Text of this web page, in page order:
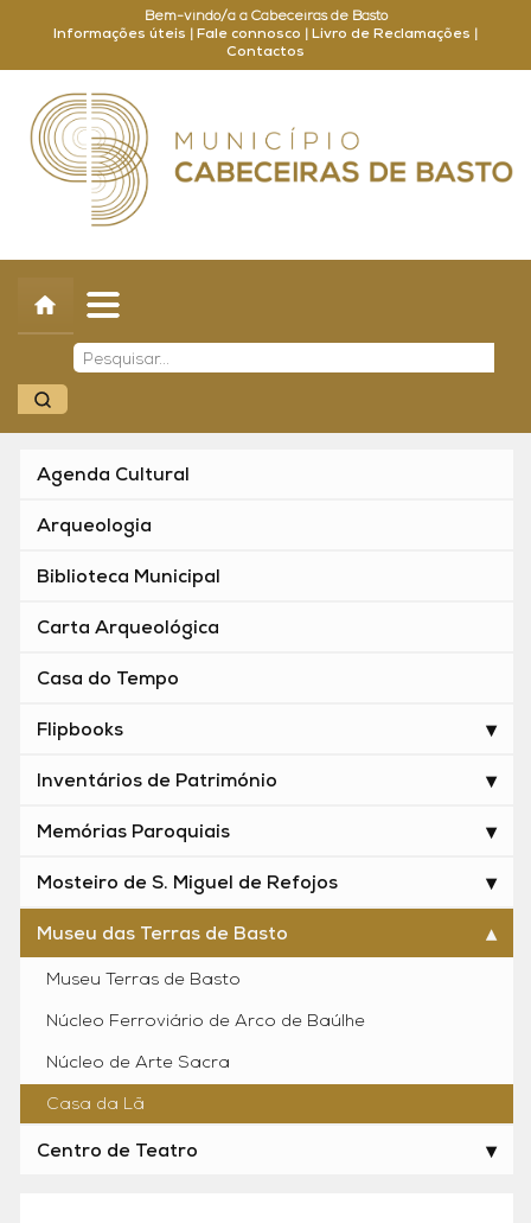
Bem-vindo/a a Cabeceiras de Basto
Informações úteis
Fale connosco Livro de Reclamações
Contactos
Concelho
Município
Turismo
Cultura
Outros
Balcão Online
Agenda Cultural
Arqueologia
Biblioteca Municipal
Carta Arqueológica
Casa do Tempo
Flipbooks
Inventários de Património
Memórias Paroquiais
Mosteiro de S. Miguel de Refojos
Museu das Terras de Basto
Museu Terras de Basto
Núcleo Ferroviário de Arco de Baúlhe
Núcleo de Arte Sacra
Casa da Lã
Centro de Teatro